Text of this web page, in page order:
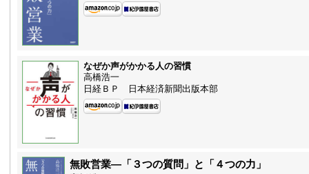
なぜか声がかかる人の習慣
高橋浩一
日経ＢＰ 日本経済新聞出版本部
無敗営業—「３つの質問」と「４つの力」